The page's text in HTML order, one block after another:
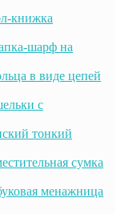
книжка
шарф на
в виде цепей
с
тонкий
сумка
менажница